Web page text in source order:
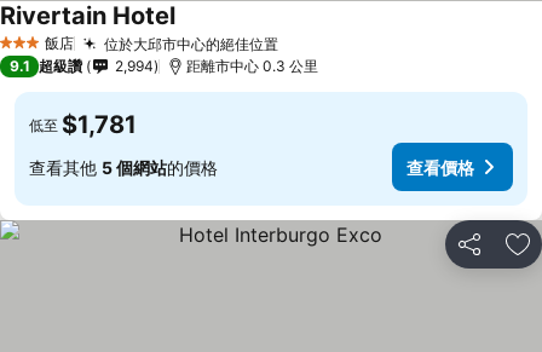
3 星級 飯店 位於大邱市中心的絕佳位置
Rivertain Hotel
9.1 超級讚 2,994 距離市中心 0.3 公里
低至 $1,781
查看其他 5 個網站的價格 查看價格
分享 加